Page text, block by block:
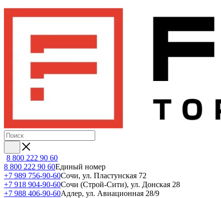
8 800 222 90 60
8 800 222 90 60Единый номер
+7 989 756-90-60Сочи, ул. Пластунская 72
+7 918 904-90-60Сочи (Строй-Сити), ул. Донская 28
+7 988 406-90-60Адлер, ул. Авиационная 28/9